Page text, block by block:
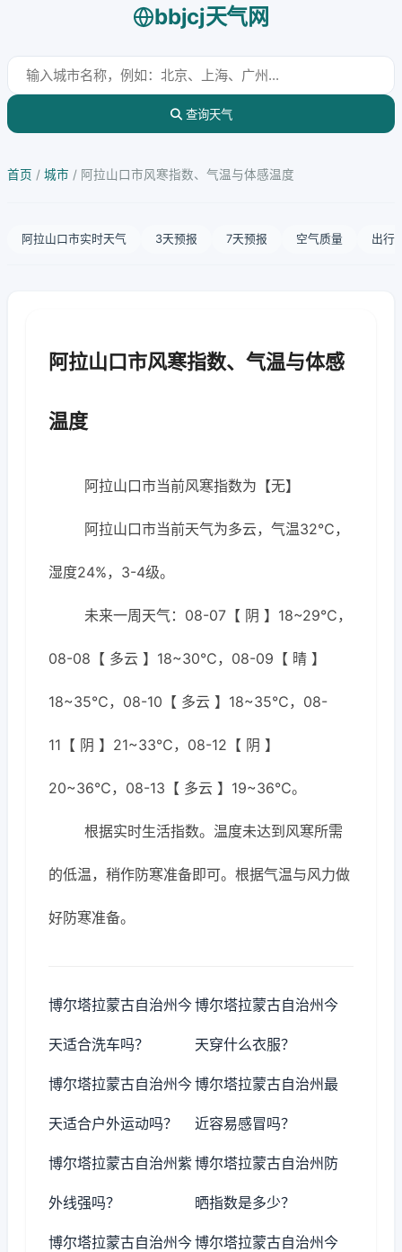
bbjcj天气网
查询天气
首页 / 城市 / 阿拉山口市风寒指数、气温与体感温度
阿拉山口市实时天气 3天预报 7天预报 空气质量 出行
阿拉山口市风寒指数、气温与体感
温度
阿拉山口市当前风寒指数为【无】
阿拉山口市当前天气为多云，气温32℃，
湿度24%，3-4级。
未来一周天气：08-07【 阴 】18~29℃，
08-08【 多云 】18~30℃，08-09【 晴 】
18~35℃，08-10【 多云 】18~35℃，08-
11【 阴 】21~33℃，08-12【 阴 】
20~36℃，08-13【 多云 】19~36℃。
根据实时生活指数。温度未达到风寒所需
的低温，稍作防寒准备即可。根据气温与风力做
好防寒准备。
博尔塔拉蒙古自治州今
天适合洗车吗？
博尔塔拉蒙古自治州今
天穿什么衣服？
博尔塔拉蒙古自治州今
天适合户外运动吗？
博尔塔拉蒙古自治州最
近容易感冒吗？
博尔塔拉蒙古自治州紫
外线强吗？
博尔塔拉蒙古自治州防
晒指数是多少？
博尔塔拉蒙古自治州今博尔塔拉蒙古自治州今